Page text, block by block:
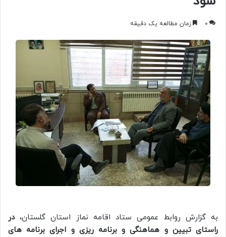
0 زمان مطالعه یک دقیقه
به گزارش روابط عمومی ستاد اقامه نماز استان گلستان،در
راستای تبیین و هماهنگی و برنامه ریزی و اجرای برنامه های